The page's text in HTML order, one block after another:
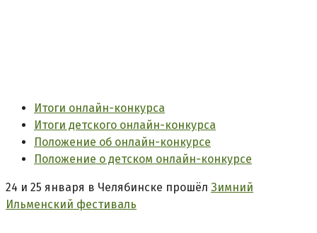
Итоги онлайн-конкурса
Итоги детского онлайн-конкурса
Положение об онлайн-конкурсе
Положение о детском онлайн-конкурсе
24 и 25 января в Челябинске прошёл Зимний
Ильменский фестиваль